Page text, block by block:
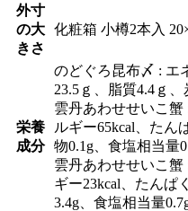
外寸
の大
きさ
化粧箱 小樽2本入
栄養
成分
のどぐろ昆布〆 : エ
23.5ｇ、脂質4.4ｇ
雲丹あわせせいこ蟹
ルギー65kcal、たん
物0.1g、食塩相当量
雲丹あわせせいこ
ギー23kcal、たんぱ
3.4g、食塩相当量